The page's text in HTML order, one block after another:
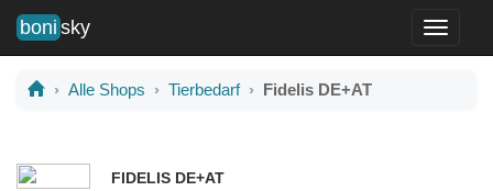
Toggle
boni sky
Alle Shops Tierbedarf Fidelis DE+AT
FIDELIS DE+AT